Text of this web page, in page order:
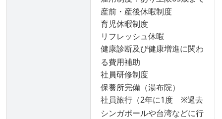
産前・産後休暇制度
育児休暇制度
リフレッシュ休暇
健康診断及び健康増進に関わ
る費用補助
社員研修制度
保養所完備（湯布院）
社員旅行（2年に1度 ※過去
シンガポールや台湾などに行